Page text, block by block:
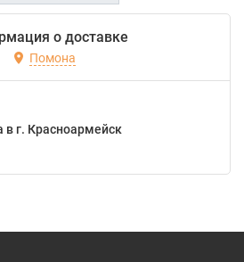
о доставке
Помона
г. Красноармейск